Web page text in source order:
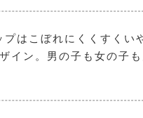
はこぼれにくくすくい
イン。男の子も女の子